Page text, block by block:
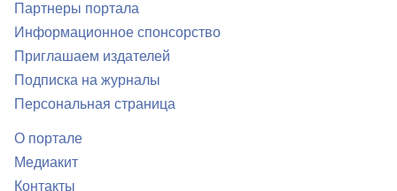
Партнеры портала
Информационное спонсорство
Приглашаем издателей
Подписка на журналы
Персональная страница
О портале
Медиакит
Контакты